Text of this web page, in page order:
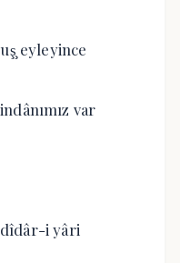
eyleyince
var
i yâri